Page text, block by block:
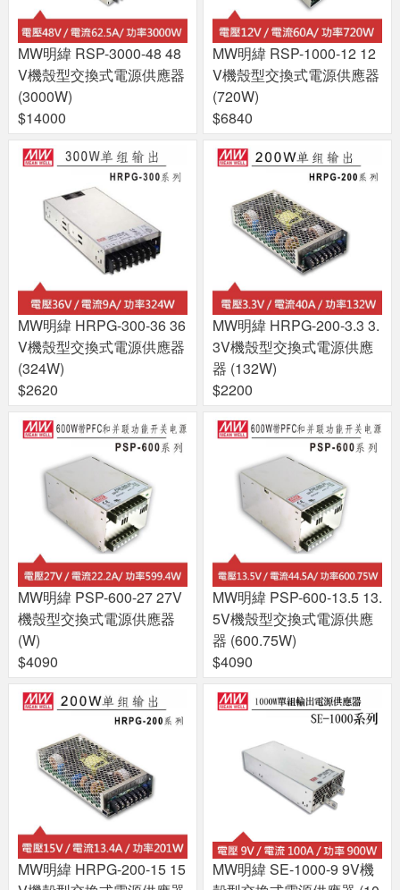
MW明緯 RSP-3000-48 48
V機殼型交換式電源供應器
(3000W)
$14000
MW明緯 RSP-1000-12 12
V機殼型交換式電源供應器
(720W)
$6840
MW明緯 HRPG-300-36 36
V機殼型交換式電源供應器
(324W)
$2620
MW明緯 HRPG-200-3.3 3.
3V機殼型交換式電源供應
器 (132W)
$2200
MW明緯 PSP-600-27 27V
機殼型交換式電源供應器
(W)
$4090
MW明緯 PSP-600-13.5 13.
5V機殼型交換式電源供應
器 (600.75W)
$4090
MW明緯 HRPG-200-15 15
MW明緯 SE-1000-9 9V機